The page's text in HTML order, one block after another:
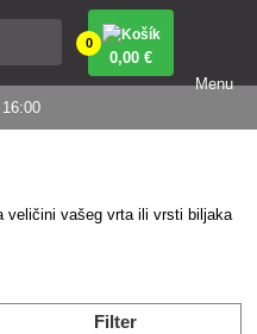
0
0,00 €
Menu
veličini vašeg vrta ili vrsti biljaka
Filter